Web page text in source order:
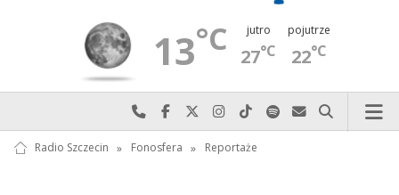
13°C jutro
27°C
pojutrze
22°C
Najlepiej po prostu do nas zadzwoń
Odwiedź nas na Facebook-u
Odwiedź nas na X
Odwiedź nas na Instagram-ie
Odwiedź nas na TikTok-u
Szukaj nas na Spotify
Wyślij do nas
Szukaj
Radio Szczecin » Fonosfera » Reportaże